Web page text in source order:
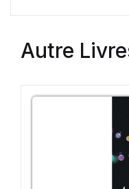
Autre